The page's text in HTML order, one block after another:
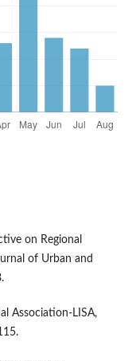
on Regional
of Urban and
Association‑LISA,